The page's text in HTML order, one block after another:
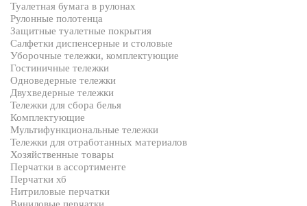
Туалетная бумага в рулонах
Рулонные полотенца
Защитные туалетные покрытия
Салфетки диспенсерные и столовые
Уборочные тележки, комплектующие
Гостиничные тележки
Одноведерные тележки
Двухведерные тележки
Тележки для сбора белья
Комплектующие
Мультифункциональные тележки
Тележки для отработанных материалов
Хозяйственные товары
Перчатки в ассортименте
Перчатки хб
Нитриловые перчатки